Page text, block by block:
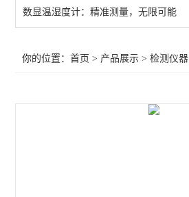
MITUTOYO三丰
数显温湿度计：精准测量，无限可能
你的位置：首页 > 产品展示 >检测仪器